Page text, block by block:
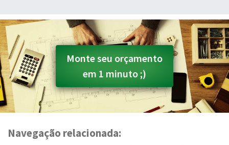
Monte seu orçamento
em 1 minuto ;)
Navegação relacionada: